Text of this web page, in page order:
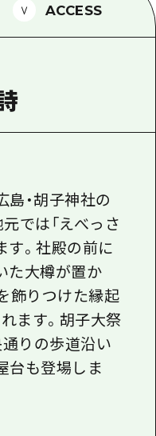
国人旅行者向け情報一
ド
ド
ACCESS
島・胡子神社の
では「えべっさ
す。社殿の前に
た大樽が置か
飾りつけた縁起
ます。胡子大祭
通りの歩道沿い
台も登場しま